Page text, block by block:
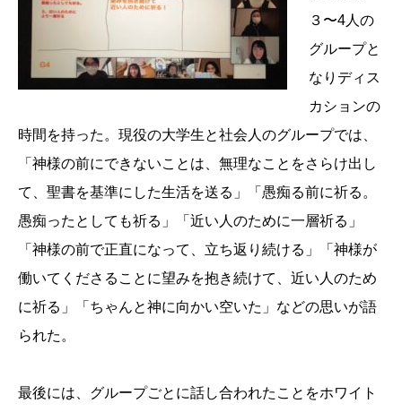
３〜4人の
グループと
なりディス
カションの
時間を持った。現役の大学生と社会人のグループでは、
「神様の前にできないことは、無理なことをさらけ出し
て、聖書を基準にした生活を送る」「愚痴る前に祈る。
愚痴ったとしても祈る」「近い人のために一層祈る」
「神様の前で正直になって、立ち返り続ける」「神様が
働いてくださることに望みを抱き続けて、近い人のため
に祈る」「ちゃんと神に向かい空いた」などの思いが語
られた。
最後には、グループごとに話し合われたことをホワイト